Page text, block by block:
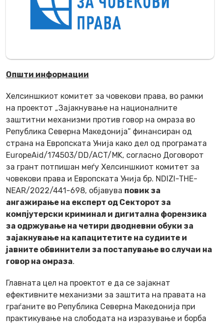
Општи информации
Хелсиншкиот комитет за човекови права, во рамки
на проектот „Зајакнување на националните
заштитни механизми против говор на омраза во
Република Северна Македонија” финансиран од
страна на Европската Унија како дел од програмата
EuropeAid/174503/DD/ACT/MK, согласно Договорот
за грант потпишан меѓу Хелсиншкиот комитет за
човекови права и Европската Унија бр. NDIZI-THE-
NEAR/2022/441-698, oбјавува повик за
ангажирање на експерт од Секторот за
компјутерски криминал и дигитална форензика
за одржување на четири дводневни обуки за
зајакнување на капацитетите на судиите и
јавните обвинители за постапување во случаи на
говор на омраза.
Главната цел на проектот е да се зајакнат
ефективните механизми за заштита на правата на
граѓаните во Република Северна Македонија при
практикување на слободата на изразување и борба